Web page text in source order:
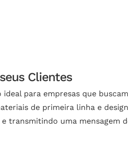
Clientes
para empresas que
de primeira linha e
transmitindo uma mensagem